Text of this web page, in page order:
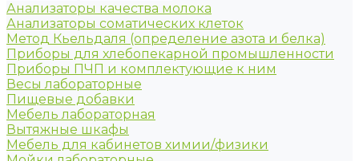
Анализаторы качества молока
Анализаторы соматических клеток
Метод Кьельдаля (определение азота и белка)
Приборы для хлебопекарной промышленности
Приборы ПЧП и комплектующие к ним
Весы лабораторные
Пищевые добавки
Мебель лабораторная
Вытяжные шкафы
Мебель для кабинетов химии/физики